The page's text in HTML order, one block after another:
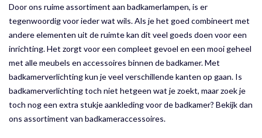
Door ons ruime assortiment aan badkamerlampen, is er
tegenwoordig voor ieder wat wils. Als je het goed combineert met
andere elementen uit de ruimte kan dit veel goeds doen voor een
inrichting. Het zorgt voor een compleet gevoel en een mooi geheel
met alle meubels en accessoires binnen de badkamer. Met
badkamerverlichting kun je veel verschillende kanten op gaan. Is
badkamerverlichting toch niet hetgeen wat je zoekt, maar zoek je
toch nog een extra stukje aankleding voor de badkamer? Bekijk dan
ons assortiment van badkameraccessoires.